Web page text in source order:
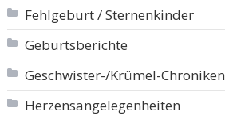
Fehlgeburt / Sternenkinder
Geburtsberichte
Geschwister-/Krümel-Chroniken
Herzensangelegenheiten